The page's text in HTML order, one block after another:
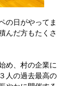
の日がやってま
んだ方もたくさ
め、村の企業に
人の過去最高の